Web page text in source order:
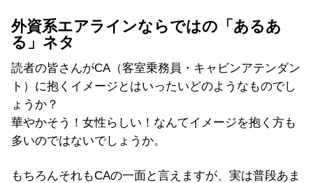
外資系エアラインならではの「あるあ
る」ネタ
読者の皆さんがCA（客室乗務員・キャビンアテンダン
ト）に抱くイメージとはいったいどのようなものでし
ょうか？
華やかそう！女性らしい！なんてイメージを抱く方も
多いのではないでしょうか。
もちろんそれもCAの一面と言えますが、実は普段あま